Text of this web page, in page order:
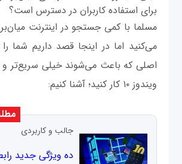
برای استفاده کاربران در دسترس است؟
مسلما با کمی جستجو در اینترنت
می‌کنید اما در اینجا قصد داریم شما
اصلی که باعث می‌شوند خیلی سریع‌تر و
ویندوز ۱۰ کار کنید؛ آشنا کنیم:
جالب و کاربردی
ده ویژگی جدید